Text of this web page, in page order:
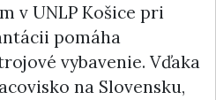
v UNLP Košice pri
pomáha
vybavenie. Vďaka
na Slovensku,